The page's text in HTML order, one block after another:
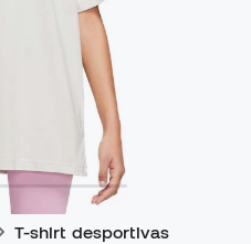
T-shirt desportivas